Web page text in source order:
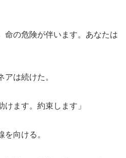
の危険が伴います。あなたは
は続けた。
けます。約束します」
向ける。